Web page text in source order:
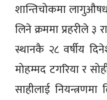
शान्तिचोकमा लागुऔषध
लिने क्रममा प्रहरीले ३
स्थानकै २८ वर्षीय
मोहम्मद टगरिया र
साहीलाई